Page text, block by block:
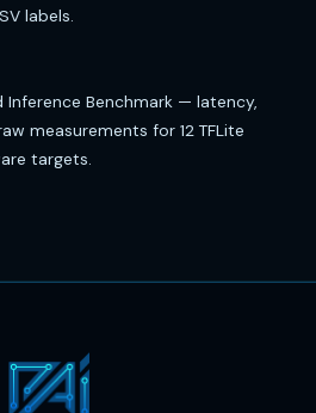
labels.
Inference Benchmark — latency,
measurements for 12 TFLite
targets.